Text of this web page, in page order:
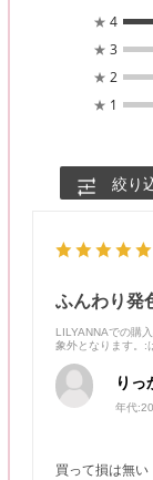
★ 4
★ 3
★ 2
★ 1
絞り
ふんわり発
LILYANNAでの購
象外となります。
:
りっ
年代:
買って損は無い